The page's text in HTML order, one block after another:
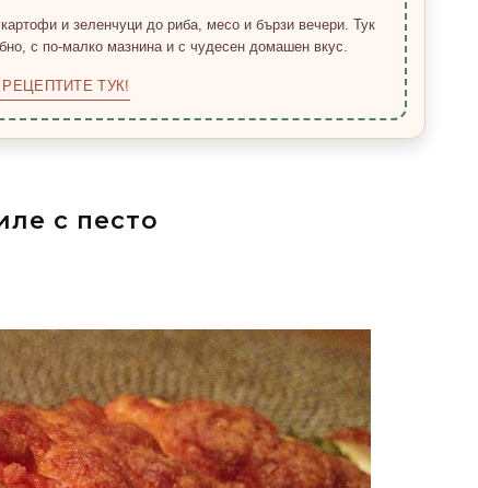
и зеленчуци до риба, месо и бързи вечери. Тук
с по-малко мазнина и с чудесен домашен вкус.
ТУК!
с песто